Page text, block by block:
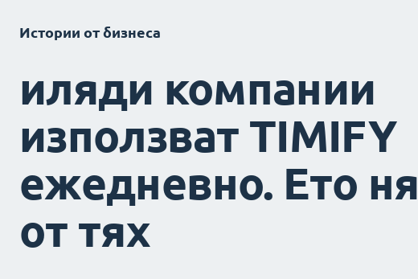
Истории от бизнеса
иляди компании
използват TIMIFY
ежедневно. Ето
от тях